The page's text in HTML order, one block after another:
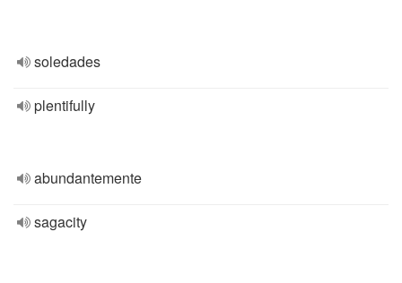
soledades
plentifully
abundantemente
sagacity